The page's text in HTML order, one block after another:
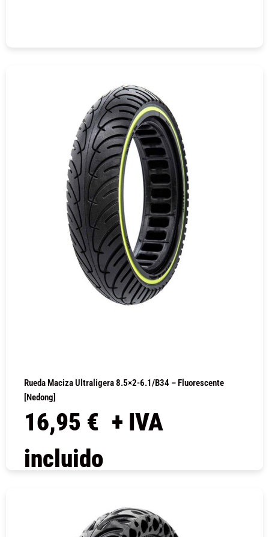
Rueda Maciza Ultraligera 8.5×2-6.1/B34 – Fluorescente
[Nedong]
16,95 € + IVA
incluido